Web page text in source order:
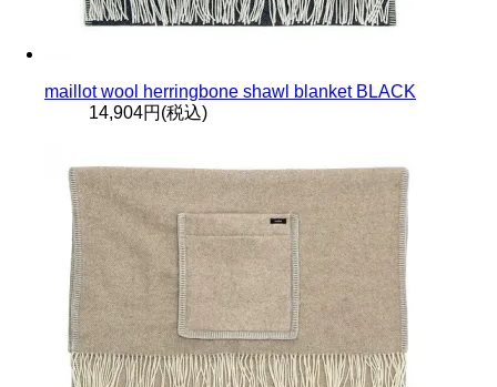
maillot wool herringbone shawl blanket BLACK
14,904円(税込)